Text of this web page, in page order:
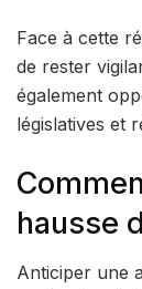
Face à cette
de rester
également
législatives et
hausse
Anticiper une